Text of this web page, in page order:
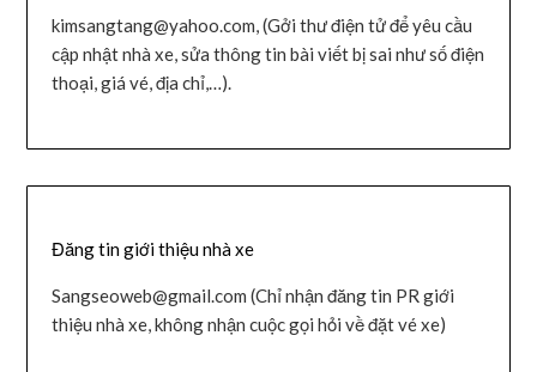
kimsangtang@yahoo.com, (Gởi thư điện tử để yêu cầu
cập nhật nhà xe, sửa thông tin bài viết bị sai như số điện
thoại, giá vé, địa chỉ,…).
Đăng tin giới thiệu nhà xe
Sangseoweb@gmail.com (Chỉ nhận đăng tin PR giới
thiệu nhà xe, không nhận cuộc gọi hỏi về đặt vé xe)